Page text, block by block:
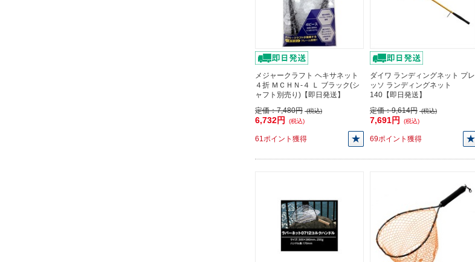
メジャークラフト ヘキサネット
４折 ＭＣＨＮ-４ Ｌ ブラック(シ
ャフト別売り)【即日発送】
定価：7,480円 (税込)
6,732円 (税込)
61ポイント獲得
ダイワ ランディングネット プレ
ッソ ランディングネット
140【即日発送】
定価：9,614円 (税込)
7,691円 (税込)
69ポイント獲得